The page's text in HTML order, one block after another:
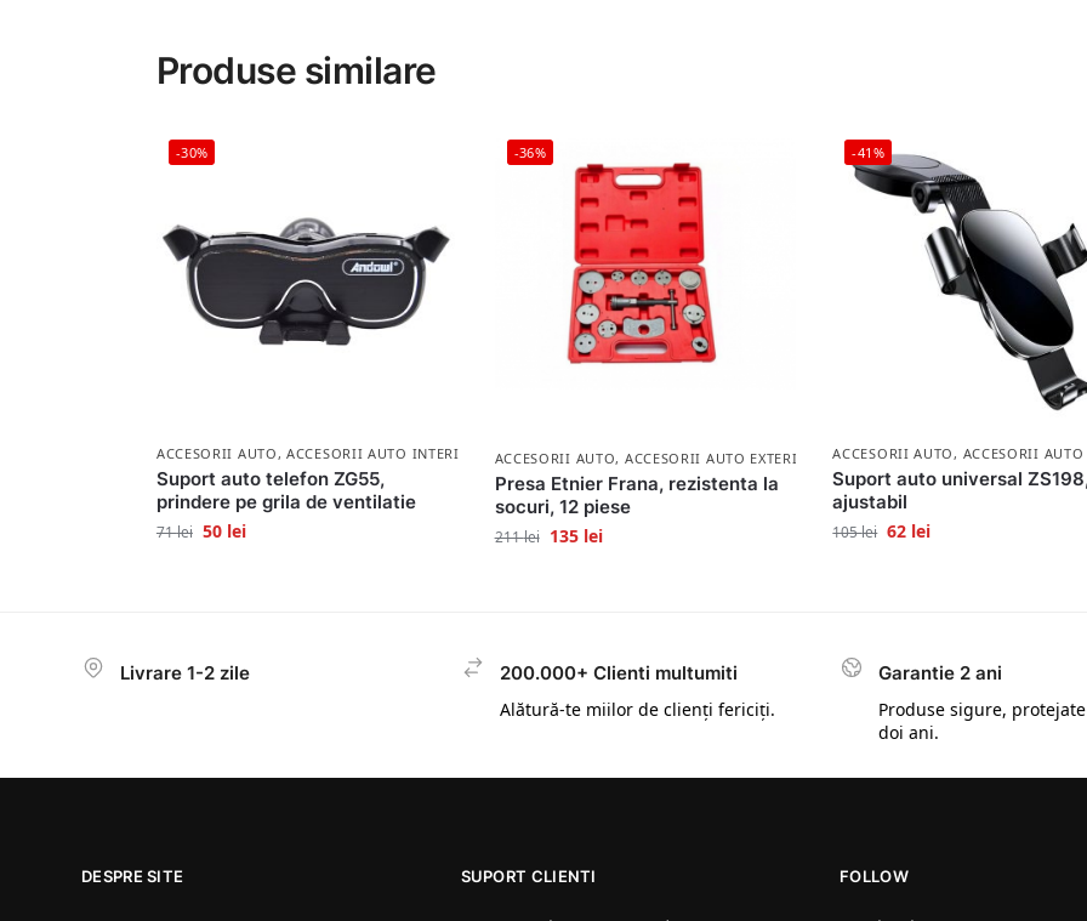
Produse similare
-30%
ACCESORII AUTO ,ACCESORII AUTO INTERIOR
Suport auto telefon ZG55,
prindere pe grila de ventilatie
71lei 50 lei
-36%
ACCESORII AUTO, ACCESORII AUTO EXTERIOR
Presa Etnier Frana, rezistenta la
socuri, 12 piese
211lei 135 lei
-41%
ACCESORII AUTO , ACCESORII
Suport auto universal
ajustabil
105lei 62 lei
Livrare 1-2 zile
200.000+ Clienti multumiti
Alătură-te miilor de clienți fericiți.
Garantie 2 ani
Produse sigure,
doi ani.
DESPRE SITE SUPORT CLIENTI FOLLOW